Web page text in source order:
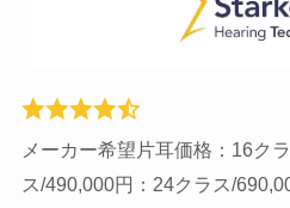
メーカー希望片耳価格：16ク
ス/490,000円：24クラス/